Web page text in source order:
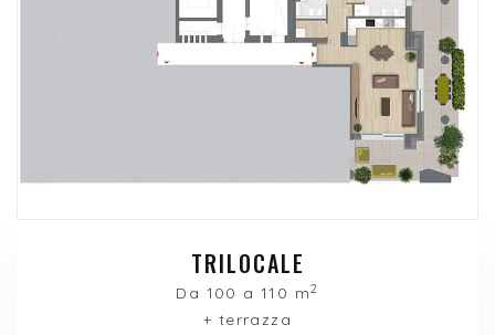
TRILOCALE
Da 100 a 110 m2
+ terrazza